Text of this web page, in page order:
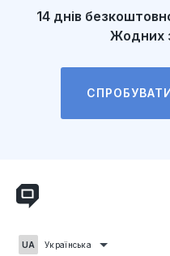
14 днів
Жодних
Українська